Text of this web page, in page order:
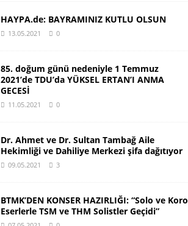
HAYPA.de: BAYRAMINIZ KUTLU OLSUN
13.05.2021 0
85. doğum günü nedeniyle 1 Temmuz
2021’de TDU’da YÜKSEL ERTAN’I ANMA
GECESİ
11.05.2021 0
Dr. Ahmet ve Dr. Sultan Tambağ Aile
Hekimliği ve Dahiliye Merkezi şifa dağıtıyor
09.05.2021 3
BTMK’DEN KONSER HAZIRLIĞI: “Solo ve Koro
Eserlerle TSM ve THM Solistler Geçidi”